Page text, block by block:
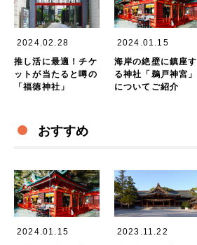
推し活に最適！チケ
ットが当たると噂の
「福徳神社」
2024.02.28
海岸の絶壁に鎮座す
る神社「鵜戸神宮」
についてご紹介
2024.01.15
おすすめ
2024.01.15
2023.11.22